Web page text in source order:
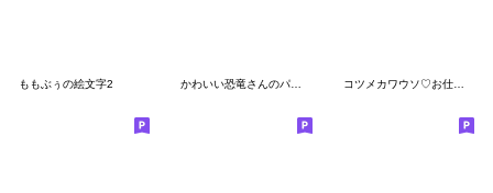
ももぶぅの絵文字2 コツメカワウソ♡お仕事 絵文字